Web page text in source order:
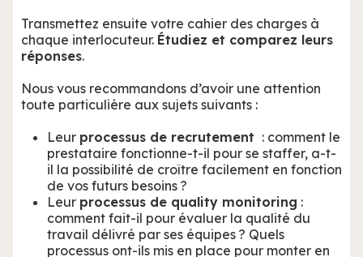
Transmettez ensuite votre cahier des charges à
chaque interlocuteur. Étudiez et comparez leurs
réponses.
Nous vous recommandons d’avoir une attention
toute particulière aux sujets suivants :
Leur processus de recrutement ️ : comment le
prestataire fonctionne-t-il pour se staffer, a-t-
il la possibilité de croître facilement en fonction
de vos futurs besoins ?
Leur processus de quality monitoring :
comment fait-il pour évaluer la qualité du
travail délivré par ses équipes ? Quels
processus ont-ils mis en place pour monter en